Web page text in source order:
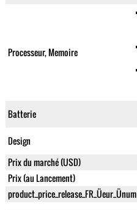
Processeur, Memoire
Batterie
Design
Prix du marché (USD)
Prix (au Lancement)
product_price_release_FR_Üeur_Ünum